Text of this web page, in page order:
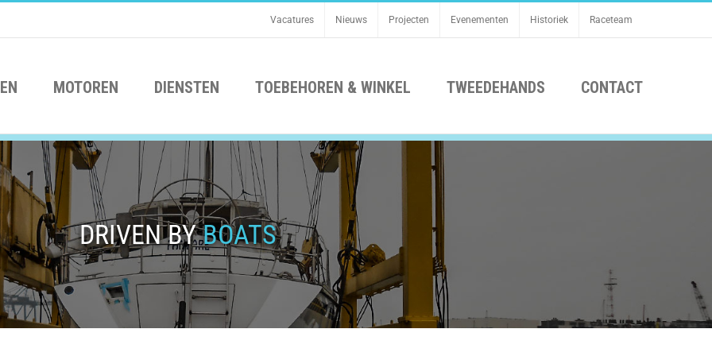
Vacatures Nieuws Projecten Evenementen Historiek Raceteam
MOTOREN DIENSTEN TOEBEHOREN & WINKEL TWEEDEHANDS CONTACT
DRIVEN BYBOATS